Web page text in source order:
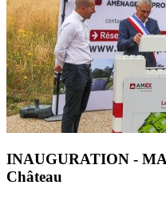
INAUGURATION -
Château